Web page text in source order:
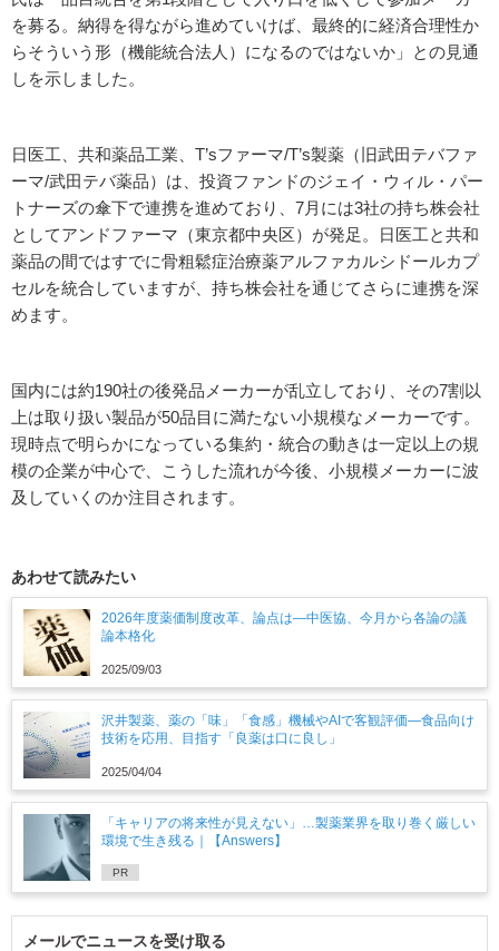
を募る。納得を得ながら進めていけば、最終的に経済合理性か
らそういう形（機能統合法人）になるのではないか」との見通
しを示しました。
日医工、共和薬品工業、T’sファーマ/T’s製薬（旧武田テバファ
ーマ/武田テバ薬品）は、投資ファンドのジェイ・ウィル・パー
トナーズの傘下で連携を進めており、7月には3社の持ち株会社
としてアンドファーマ（東京都中央区）が発足。日医工と共和
薬品の間ではすでに骨粗鬆症治療薬アルファカルシドールカプ
セルを統合していますが、持ち株会社を通じてさらに連携を深
めます。
国内には約190社の後発品メーカーが乱立しており、その7割以
上は取り扱い製品が50品目に満たない小規模なメーカーです。
現時点で明らかになっている集約・統合の動きは一定以上の規
模の企業が中心で、こうした流れが今後、小規模メーカーに波
及していくのか注目されます。
あわせて読みたい
2026年度薬価制度改革、論点は―中医協、今月から各論の議
論本格化
2025/09/03
沢井製薬、薬の「味」「食感」機械やAIで客観評価―食品向け
技術を応用、目指す「良薬は口に良し」
2025/04/04
「キャリアの将来性が見えない」…製薬業界を取り巻く厳しい
環境で生き残る｜【Answers】
PR
メールでニュースを受け取る